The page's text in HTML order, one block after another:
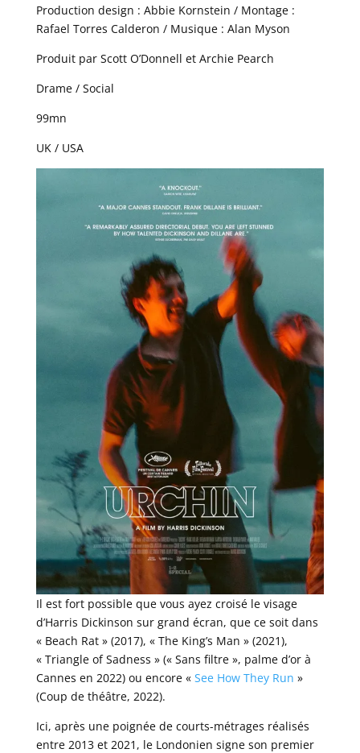
Production design : Abbie Kornstein / Montage :
Rafael Torres Calderon / Musique : Alan Myson
Produit par Scott O’Donnell et Archie Pearch
Drame / Social
99mn
UK / USA
Il est fort possible que vous ayez croisé le visage
d’Harris Dickinson sur grand écran, que ce soit dans
« Beach Rat » (2017), « The King’s Man » (2021),
« Triangle of Sadness » (« Sans filtre », palme d’or à
Cannes en 2022) ou encore « See How They Run »
(Coup de théâtre, 2022).
Ici, après une poignée de courts-métrages réalisés
entre 2013 et 2021, le Londonien signe son premier